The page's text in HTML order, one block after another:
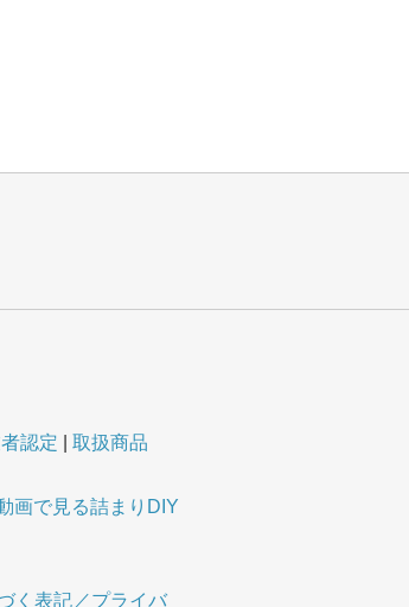
認定
取扱商品
画で見る詰まりDIY
く表記／プライバ